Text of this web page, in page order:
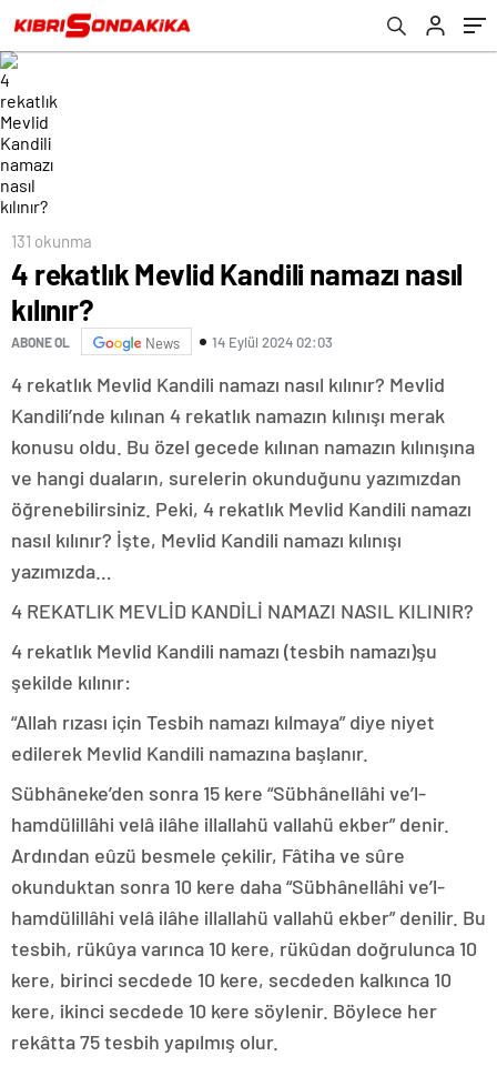
131 okunma
4 rekatlık Mevlid Kandili namazı nasıl
kılınır?
ABONE OL News 14 Eylül 2024 02:03
4 rekatlık Mevlid Kandili namazı nasıl kılınır? Mevlid
Kandili’nde kılınan 4 rekatlık namazın kılınışı merak
konusu oldu. Bu özel gecede kılınan namazın kılınışına
ve hangi duaların, surelerin okunduğunu yazımızdan
öğrenebilirsiniz. Peki, 4 rekatlık Mevlid Kandili namazı
nasıl kılınır? İşte, Mevlid Kandili namazı kılınışı
yazımızda…
4 REKATLIK MEVLİD KANDİLİ NAMAZI NASIL KILINIR?
4 rekatlık Mevlid Kandili namazı (tesbih namazı)şu
şekilde kılınır:
“Allah rızası için Tesbih namazı kılmaya” diye niyet
edilerek Mevlid Kandili namazına başlanır.
Sübhâneke’den sonra 15 kere “Sübhânellâhi ve’l-
hamdülillâhi velâ ilâhe illallahü vallahü ekber” denir.
Ardından eûzü besmele çekilir, Fâtiha ve sûre
okunduktan sonra 10 kere daha “Sübhânellâhi ve’l-
hamdülillâhi velâ ilâhe illallahü vallahü ekber” denilir. Bu
tesbih, rükûya varınca 10 kere, rükûdan doğrulunca 10
kere, birinci secdede 10 kere, secdeden kalkınca 10
kere, ikinci secdede 10 kere söylenir. Böylece her
rekâtta 75 tesbih yapılmış olur.